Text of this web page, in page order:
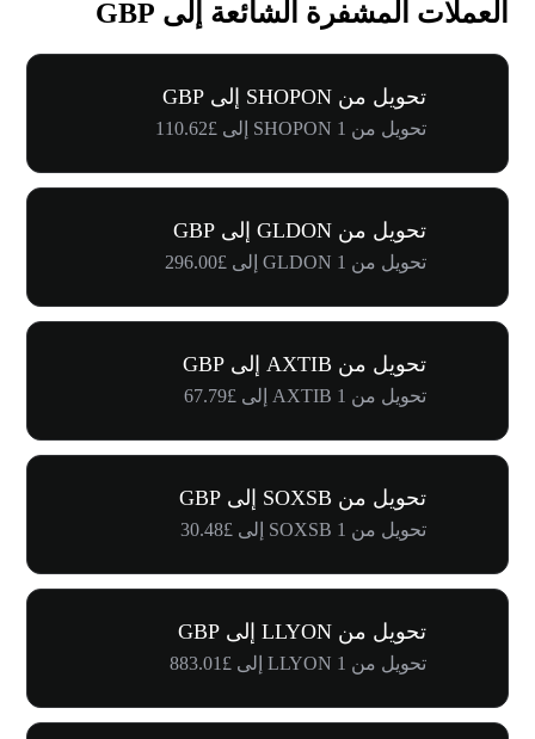
العملات المشفرة الشائعة إلى GBP
تحويل من SHOPON إلى GBP
تحويل من 1 SHOPON إلى £110.62
تحويل من GLDON إلى GBP
تحويل من 1 GLDON إلى £296.00
تحويل من AXTIB إلى GBP
تحويل من 1 AXTIB إلى £67.79
تحويل من SOXSB إلى GBP
تحويل من 1 SOXSB إلى £30.48
تحويل من LLYON إلى GBP
تحويل من 1 LLYON إلى £883.01